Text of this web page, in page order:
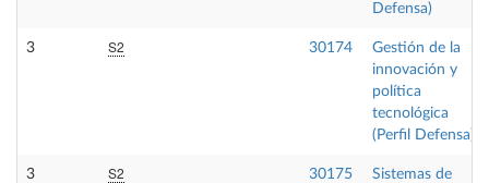
Defensa)
3 S2 30174
Gestión de la
innovación y
política
tecnológica
(Perfil Defensa)
3 S2 30175 Sistemas de